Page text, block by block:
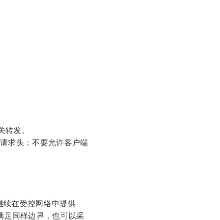
发。
求头；不要允许客户端
续在受控网络中提供
足同样边界，也可以采